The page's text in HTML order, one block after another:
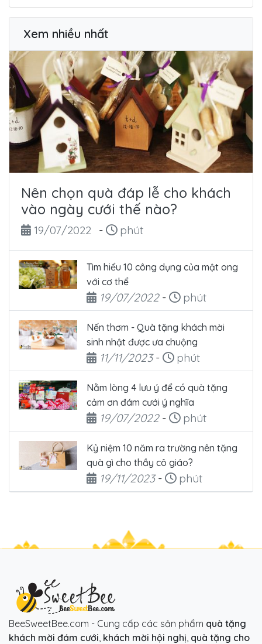
Xem nhiều nhất
Nên chọn quà đáp lễ cho khách
vào ngày cưới thế nào?
Ngày đăng
19/07/2022 - Thời gian đọc
phút
Tìm hiểu 10 công dụng của mật ong
với cơ thể
Ngày đăng
19/07/2022- Thời gian đọc
phút
Nến thơm - Quà tặng khách mời
sinh nhật được ưa chuộng
Ngày đăng
11/11/2023- Thời gian đọc
phút
Nằm lòng 4 lưu ý để có quà tặng
cảm ơn đám cưới ý nghĩa
Ngày đăng
19/07/2022- Thời gian đọc
phút
Kỷ niệm 10 năm ra trường nên tặng
quà gì cho thầy cô giáo?
Ngày đăng
19/11/2023- Thời gian đọc
phút
BeeSweetBee.com - Cung cấp các sản phẩm quà tặng
khách mời đám cưới khách mời hội nghị quà tặng cho